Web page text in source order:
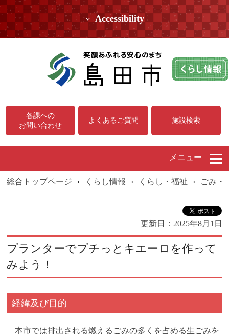
Accessibility
各課への
お問い合わせ
よくあるご質問 施設検索
メニュー
総合トップページ › くらし情報 › くらし・福祉 › ごみ・
更新日： 2025年8月1日
プランターでプチっとキエーロを作って
みよう！
経緯及び目的
本市では排出される燃えるごみの多くを占める生ごみを